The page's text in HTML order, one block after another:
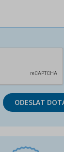
ODESLAT